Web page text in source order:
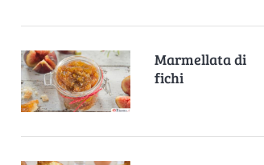
Marmellata di
fichi